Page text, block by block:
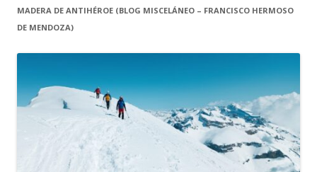
MADERA DE ANTIHÉROE (BLOG MISCELÁNEO – FRANCISCO HERMOSO
DE MENDOZA)